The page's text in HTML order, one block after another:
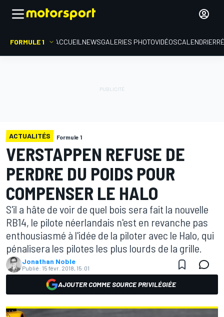
FORMULE 1 ACCUEIL NEWSGALERIES PHOTOVIDÉOSCALENDRIER
ACTUALITÉS Formule 1
VERSTAPPEN REFUSE DE
PERDRE DU POIDS POUR
COMPENSER LE HALO
S'il a hâte de voir de quel bois sera fait la nouvelle
RB14, le pilote néerlandais n'est en revanche pas
enthousiasmé à l'idée de la piloter avec le Halo, qui
pénalisera les pilotes les plus lourds de la grille.
Jonathan Noble
Publié: 15 févr. 2018, 15:01
AJOUTER COMME SOURCE PRIVILÉGIÉE